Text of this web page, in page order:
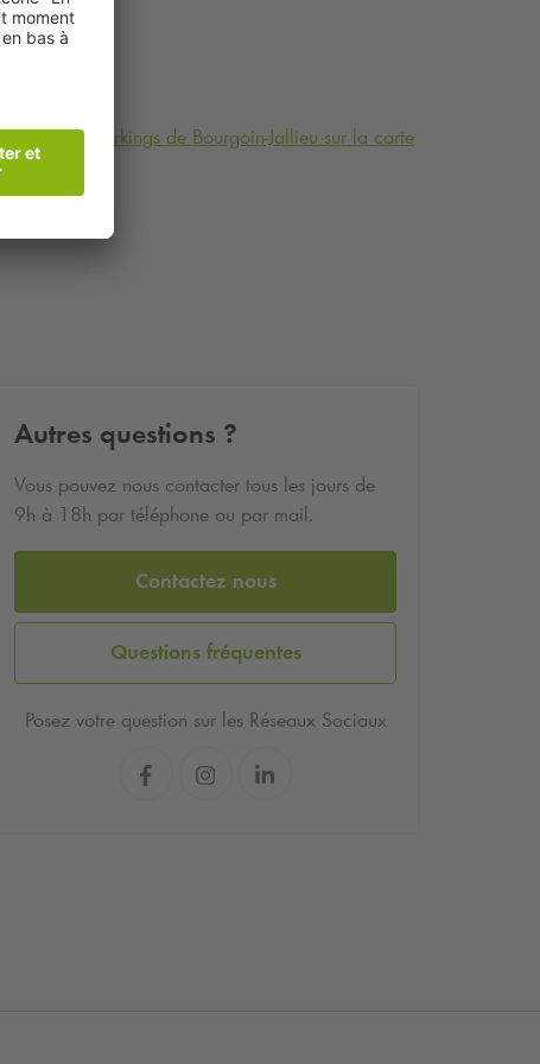
Voir les parkings de Bourgoin-Jallieu sur la carte
Autres questions ?
Vous pouvez nous contacter tous les jours de
9h à 18h par téléphone ou par mail.
Contactez nous
Questions fréquentes
Posez votre question sur les Réseaux Sociaux